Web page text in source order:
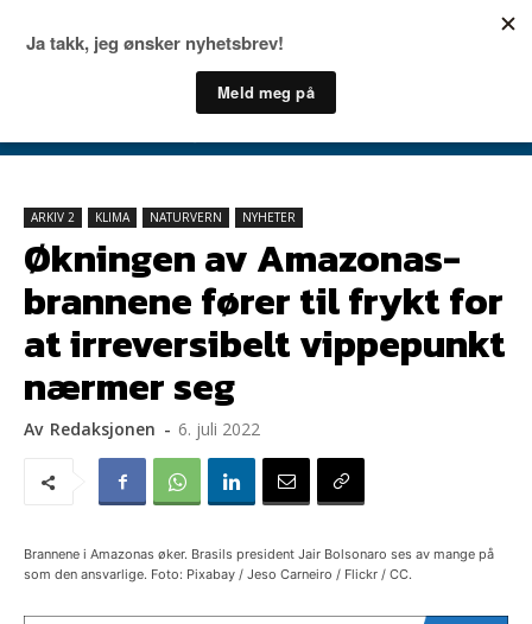
ARKIV 2 KLIMA NATURVERN NYHETER
Økningen av Amazonas-
brannene fører til frykt for
at irreversibelt vippepunkt
nærmer seg
Av Redaksjonen - 6. juli 2022
Brannene i Amazonas øker. Brasils president Jair Bolsonaro ses av mange på
som den ansvarlige. Foto: Pixabay / Jeso Carneiro / Flickr / CC.